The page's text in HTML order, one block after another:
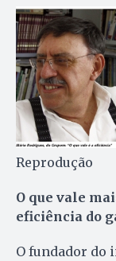
Reprodução
O que vale
eficiência do
O fundador do